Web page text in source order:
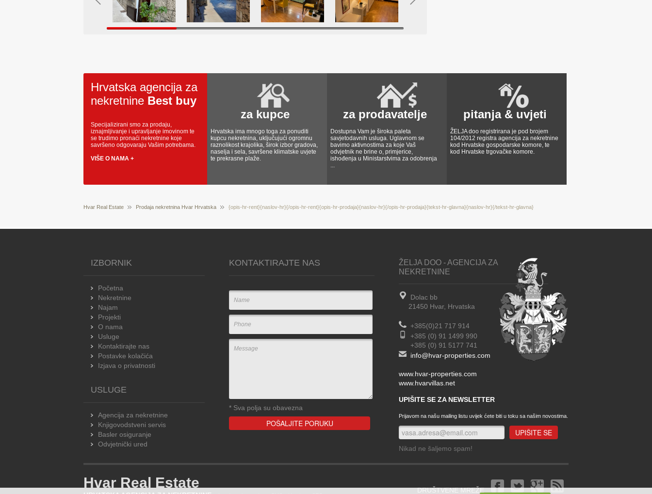
Hrvatska agencija za
nekretnine Best buy
Specijalizirani smo za prodaju,
iznajmljivanje i upravljanje imovinom te
se trudimo pronaći nekretnine koje
savršeno odgovaraju Vašim potrebama.
VIŠE O NAMA +
za kupce
Hrvatska ima mnogo toga za ponuditi
kupcu nekretnina, uključujući ogromnu
raznolikost krajolika, širok izbor gradova,
naselja i sela, savršene klimatske uvjete
te prekrasne plaže.
za prodavatelje
Dostupna Vam je široka paleta
savjetodavnih usluga. Uglavnom se
bavimo aktivnostima za koje Vaš
odvjetnik ne brine o, primjerice,
ishođenja u Ministarstvima za odobrenja
...
pitanja & uvjeti
ŽELJA doo registrirana je pod brojem
104/2012 registra agencija za nekretnine
kod Hrvatske gospodarske komore, te
kod Hrvatske trgovačke komore.
Hvar Real Estate Prodaja nekretnina Hvar Hrvatska {opis-hr-rent}{naslov-hr}{/opis-hr-rent}{opis-hr-prodaja}{naslov-hr}{/opis-hr-prodaja}{tekst-hr-glavna}{naslov-hr}{/tekst-hr-glavna}
IZBORNIK
Početna
Nekretnine
Najam
Projekti
O nama
Usluge
Kontaktirajte nas
Postavke kolačića
Izjava o privatnosti
USLUGE
Agencija za nekretnine
Knjigovodstveni servis
Basler osiguranje
Odvjetnički ured
KONTAKTIRAJTE NAS
* Sva polja su obavezna
ŽELJA DOO - AGENCIJA ZA
NEKRETNINE
Dolac bb
21450 Hvar, Hrvatska
+385(0)21 717 914
+385 (0) 91 1499 990
+385 (0) 91 5177 741
info@hvar-properties.com
www.hvar-properties.com
www.hvarvillas.net
UPIŠITE SE ZA NEWSLETTER
Prijavom na našu mailing listu uvijek ćete biti u toku sa našim novostima.
Nikad ne šaljemo spam!
Hvar Real Estate DRUŠTVENE MREŽE